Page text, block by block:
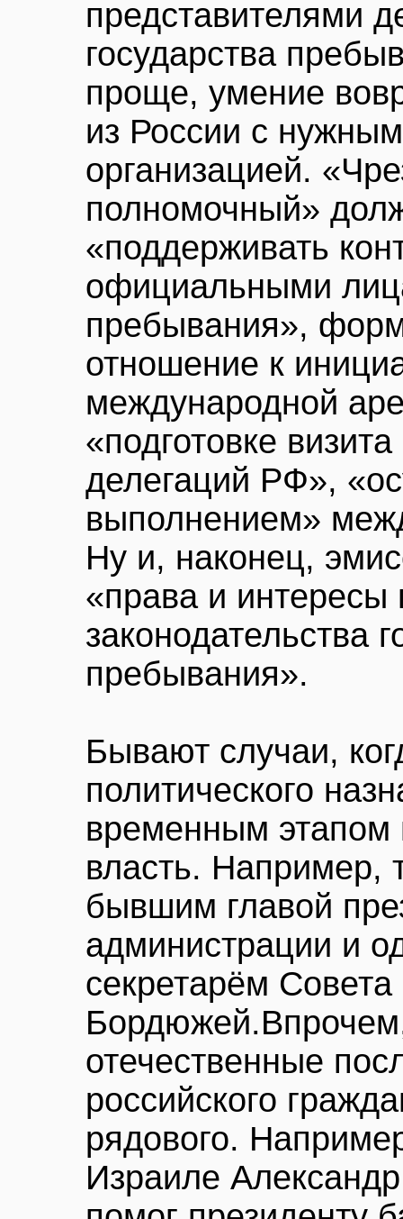
представителями
государства
проще, умение
из России с
организацией.
полномочный»
«поддерживать
официальными
пребывания»,
отношение к
международной
«подготовке
делегаций РФ»,
выполнением»
Ну и, наконец,
«права и
законодательства
пребывания».
Бывают случаи,
политического
временным этапом
власть. Например,
бывшим главой
администрации и
секретарём
отечественные
российского
рядового.
Израиле